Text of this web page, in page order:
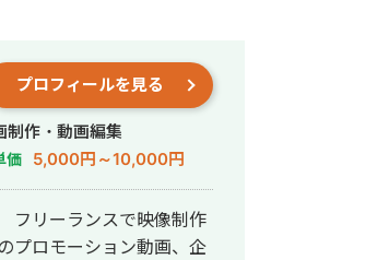
プロフィールを見る
作・動画編集
価 5,000円～10,000円
フリーランスで映像制作
プロモーション動画、企